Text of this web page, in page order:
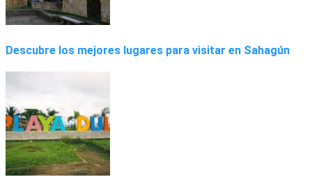
Descubre los mejores lugares para visitar en Sahagún